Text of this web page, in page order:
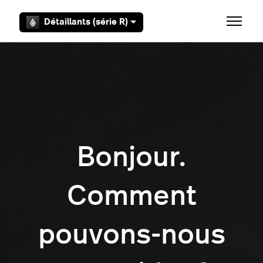
Détaillants (série R) Ouvrir/
Bonjour.
Comment
pouvons-nous